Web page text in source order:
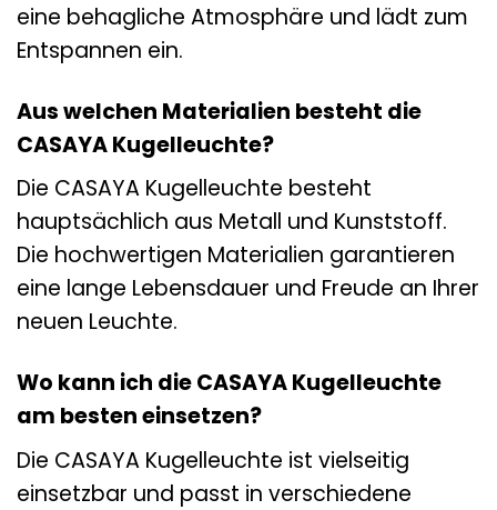
eine behagliche Atmosphäre und lädt zum
Entspannen ein.
Aus welchen Materialien besteht die
CASAYA Kugelleuchte?
Die CASAYA Kugelleuchte besteht
hauptsächlich aus Metall und Kunststoff.
Die hochwertigen Materialien garantieren
eine lange Lebensdauer und Freude an Ihrer
neuen Leuchte.
Wo kann ich die CASAYA Kugelleuchte
am besten einsetzen?
Die CASAYA Kugelleuchte ist vielseitig
einsetzbar und passt in verschiedene